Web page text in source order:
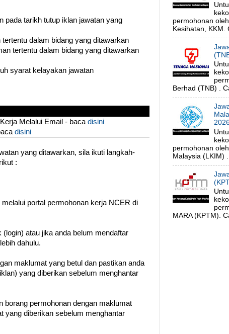
pada tarikh tutup iklan jawatan yang
dalam bidang yang ditawarkan
tertentu dalam bidang yang ditawarkan
syarat kelayakan jawatan
Melalui Email - bacadisini
disini
yang ditawarkan, sila ikuti langkah-
:
portal permohonan kerja NCER di
atau jika anda belum mendaftar
dahulu.
maklumat yang betul dan pastikan anda
yang diberikan sebelum menghantar
borang permohonan dengan maklumat
yang diberikan sebelum menghantar
permohonan
Kesihatan, KKM.
Berhad (TNB) .
permohonan
Malaysia (LKIM) .
MARA (KPTM).